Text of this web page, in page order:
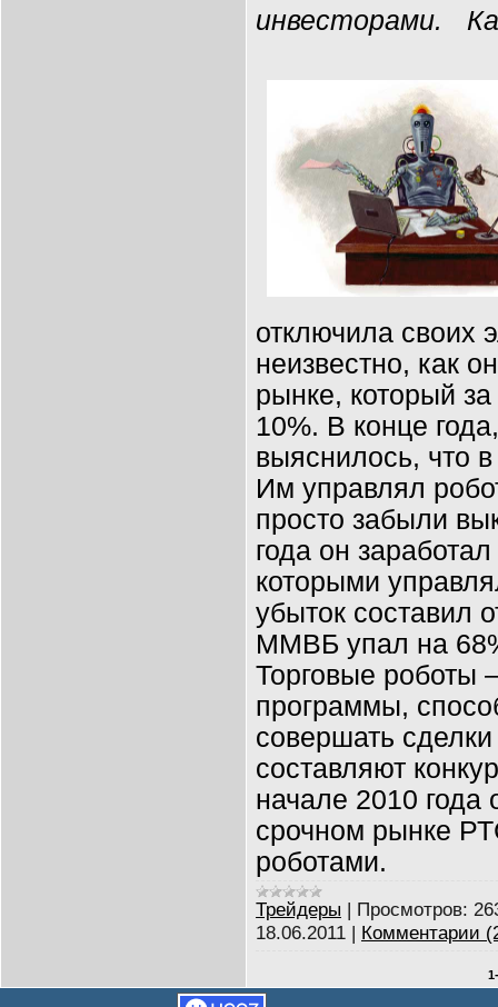
инвесторами.
отключила своих
неизвестно, как
рынке, который
10%. В конце
выяснилось, что
Им управлял
просто забыли
года он
которыми
убыток составил
ММВБ упал на
Торговые роботы
программы,
совершать
составляют
начале 2010 года
срочном рынке
роботами.
Трейдеры | Просмотров:
18.06.2011 | Комментарии